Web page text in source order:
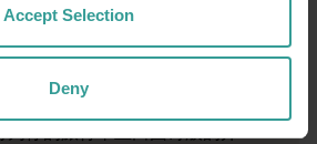
Accept Selection
Deny
亚迷人风景的史诗级旅途中体
漫。你的行程可以从澳大利亚
府城市和繁荣的文化中心——珀
为你的旅行奉上田园诗般的开